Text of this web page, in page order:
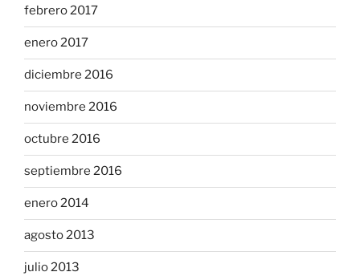
febrero 2017
enero 2017
diciembre 2016
noviembre 2016
octubre 2016
septiembre 2016
enero 2014
agosto 2013
julio 2013